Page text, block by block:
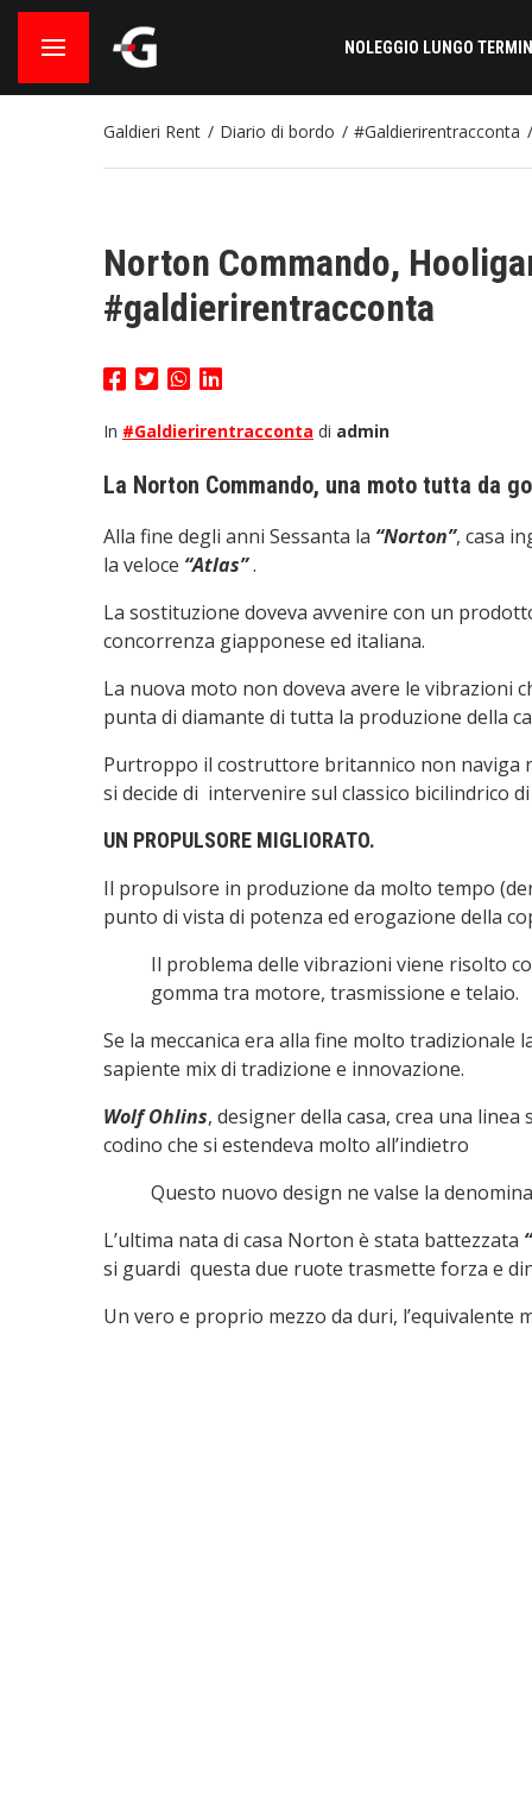
NOLEGGIO LUNGO
Galdieri Rent Diario di bordo #Galdierirentracconta
Norton Commando,
#galdierirentracconta
In #Galdierirentracconta di admin
La Norton Commando, una moto tutta da
Alla fine degli anni Sessanta la “Norton”, casa
la veloce “Atlas”.
La sostituzione doveva avvenire con un
concorrenza giapponese ed italiana.
La nuova moto non doveva avere le vibrazioni
punta di diamante di tutta la produzione della
Purtroppo il costruttore britannico non naviga
si decide di intervenire sul classico bicilindrico di
UN PROPULSORE MIGLIORATO.
Il propulsore in produzione da molto tempo
punto di vista di potenza ed erogazione della
Il problema delle vibrazioni viene risolto
gomma tra motore, trasmissione e telaio.
Se la meccanica era alla fine molto
sapiente mix di tradizione e innovazione.
Wolf Ohlins, designer della casa, crea una
codino che si estendeva molto all’indietro
Questo nuovo design ne valse la
L’ultima nata di casa Norton è stata battezzata
si guardi questa due ruote trasmette forza e
Un vero e proprio mezzo da duri, l’equivalente